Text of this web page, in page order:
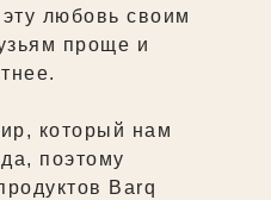
любовь своим
проще и
который нам
поэтому
Barq